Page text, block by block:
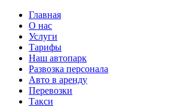
Главная
О нас
Услуги
Тарифы
Наш автопарк
Развозка персонала
Авто в аренду
Перевозки
Такси